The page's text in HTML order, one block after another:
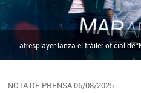
NOTA DE PRENSA 06/08/2025